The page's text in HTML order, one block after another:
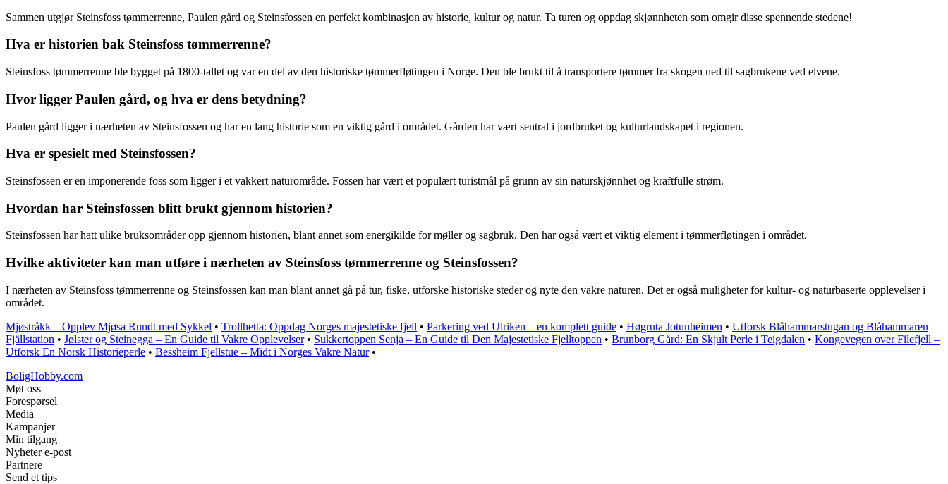
Sammen utgjør Steinsfoss tømmerrenne, Paulen gård og Steinsfossen en perfekt kombinasjon av historie, kultur og natur. Ta turen og oppdag skjønnheten som omgir disse spennende stedene!
Hva er historien bak Steinsfoss tømmerrenne?
Steinsfoss tømmerrenne ble bygget på 1800-tallet og var en del av den historiske tømmerfløtingen i Norge. Den ble brukt til å transportere tømmer fra skogen ned til sagbrukene ved elvene.
Hvor ligger Paulen gård, og hva er dens betydning?
Paulen gård ligger i nærheten av Steinsfossen og har en lang historie som en viktig gård i området. Gården har vært sentral i jordbruket og kulturlandskapet i regionen.
Hva er spesielt med Steinsfossen?
Steinsfossen er en imponerende foss som ligger i et vakkert naturområde. Fossen har vært et populært turistmål på grunn av sin naturskjønnhet og kraftfulle strøm.
Hvordan har Steinsfossen blitt brukt gjennom historien?
Steinsfossen har hatt ulike bruksområder opp gjennom historien, blant annet som energikilde for møller og sagbruk. Den har også vært et viktig element i tømmerfløtingen i området.
Hvilke aktiviteter kan man utføre i nærheten av Steinsfoss tømmerrenne og Steinsfossen?
I nærheten av Steinsfoss tømmerrenne og Steinsfossen kan man blant annet gå på tur, fiske, utforske historiske steder og nyte den vakre naturen. Det er også muligheter for kultur- og naturbaserte opplevelser i
området.
Mjøstråkk – Opplev Mjøsa Rundt med Sykkel • Trollhetta: Oppdag Norges majestetiske fjell • Parkering ved Ulriken – en komplett guide • Høgruta Jotunheimen • Utforsk Blåhammarstugan og Blåhammaren
Fjällstation • Jølster og Steinegga – En Guide til Vakre Opplevelser• Sukkertoppen Senja – En Guide til Den Majestetiske Fjelltoppen • Brunborg Gård: En Skjult Perle i Teigdalen • Kongevegen over Filefjell –
Utforsk En Norsk Historieperle • Bessheim Fjellstue – Midt i Norges Vakre Natur•
BoligHobby.com
Møt oss
Forespørsel
Media
Kampanjer
Min tilgang
Nyheter e-post
Partnere
Send et tips